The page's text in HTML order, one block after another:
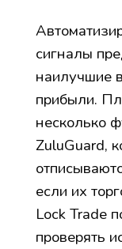
сигналы
наилучшие
прибыли.
несколько
ZuluGuard,
если их
Lock Trade
проверять